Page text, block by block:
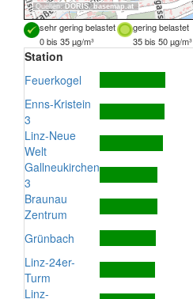
Quellen: DORIS, basemap.at
sehr gering belastet gering belastet
0 bis 35 µg/m³
35 bis 50 µg/m³
Station
Feuerkogel
Enns-Kristein
3
Linz-Neue
Welt
Gallneukirchen
3
Braunau
Zentrum
Grünbach
Linz-24er-
Turm
Linz-